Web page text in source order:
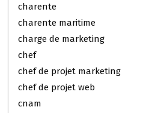
charente
charente maritime
charge de marketing
chef
chef de projet marketing
chef de projet web
cnam